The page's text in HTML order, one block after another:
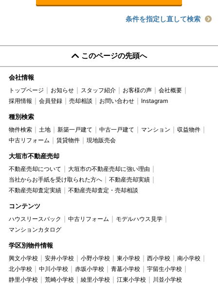
条件を指定し直して検索
このページの先頭へ
会社情報
トップページ お知らせ スタッフ紹介 お客様の声
会社概要
採用情報
会員登録 売却相談 お問い合わせ Instagram
種別検索
物件検索 土地 新築一戸建て 中古一戸建て マンション
収益物件
中古リフォーム
賃貸物件 現地販売会
大垣市不動産売却
不動産売却について
大垣市の不動産売却に強い理由
当社からお手紙を受け取られた方へ
不動産売却実績
不動産売却査定実績
不動産売却査定・売却相談
コンテンツ
ハウスリースバック 中古リフォーム
モデルハウス見学
マンションカタログ
学区別物件情報
興文小学校 安井小学校 小野小学校 東小学校 西小学校
南小学校
北小学校
中川小学校 赤坂小学校 青墓小学校
宇留生小学校
静里小学校
荒崎小学校 綾里小学校 江東小学校 川並小学校